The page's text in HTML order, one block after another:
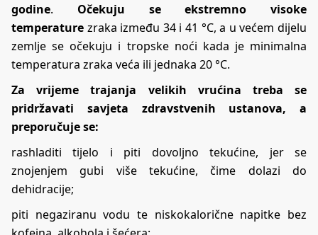
godine. Očekuju se ekstremno visoke
temperature zraka između 34 i 41 °C, a u većem dijelu
zemlje se očekuju i tropske noći kada je minimalna
temperatura zraka veća ili jednaka 20 °C.
Za vrijeme trajanja velikih vrućina treba se
pridržavati savjeta zdravstvenih ustanova, a
preporučuje se:
rashladiti tijelo i piti dovoljno tekućine, jer se
znojenjem gubi više tekućine, čime dolazi do
dehidracije;
piti negaziranu vodu te niskokalorične napitke bez